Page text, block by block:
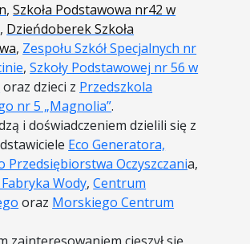
,Szkoła Podstawowa nr42 w
, Dzieńdoberek Szkoła
, Zespołu Szkół Specjalnych nr
,Szkoły Podstawowej nr 56 w
oraz dzieci z Przedszkola
nr 5 „Magnolia”.
i doświadczeniem dzielili się z
Eco Generatora,
Przedsiębiorstwa Oczyszczania,
Wody,Centrum
oraz Morskiego Centrum